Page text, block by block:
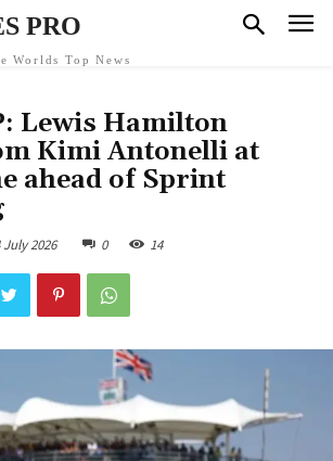
PRO
Worlds Top News
Lewis Hamilton
Kimi Antonelli at
ahead of Sprint
July 2026 0 14